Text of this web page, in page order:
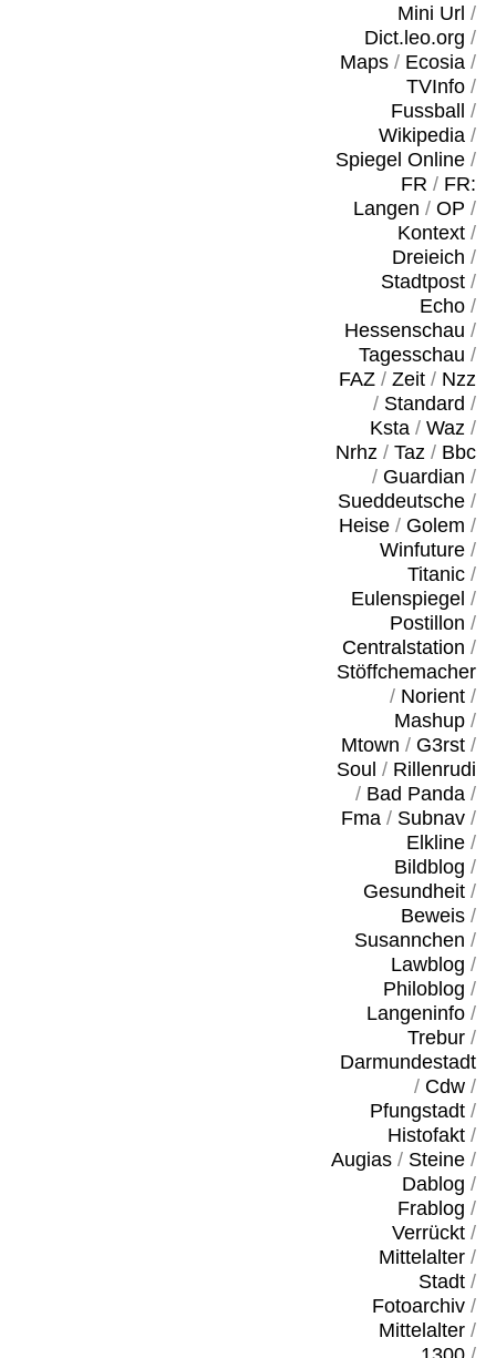
Mini Url /
Dict.leo.org /
Maps/ Ecosia/
TVInfo/
Fussball
/
Wikipedia/
Spiegel Online/
FR / FR:
Langen / OP /
Kontext/
Dreieich /
Stadtpost/
Echo/
Hessenschau /
Tagesschau /
FAZ/ Zeit/ Nzz
/ Standard /
Ksta/ Waz/
Nrhz/ Taz/ Bbc
/ Guardian /
Sueddeutsche/
Heise/ Golem /
Winfuture/
Titanic/
Eulenspiegel /
Postillon /
Centralstation /
Stöffchemacher
/ Norient/
Mashup/
Mtown / G3rst/
Soul / Rillenrudi
/ Bad Panda/
Fma/ Subnav/
Elkline/
Bildblog /
Gesundheit/
Beweis/
Susannchen /
Lawblog /
Philoblog /
Langeninfo/
Trebur/
Darmundestadt
/ Cdw/
Pfungstadt/
Histofakt/
Augias/ Steine/
Dablog /
Frablog /
Verrückt/
Mittelalter/
Stadt/
Fotoarchiv/
Mittelalter/